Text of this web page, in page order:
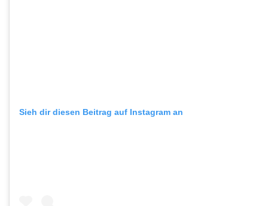
Sieh dir diesen Beitrag auf Instagram an